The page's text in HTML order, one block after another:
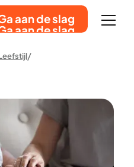
aan de slag
aan de slag